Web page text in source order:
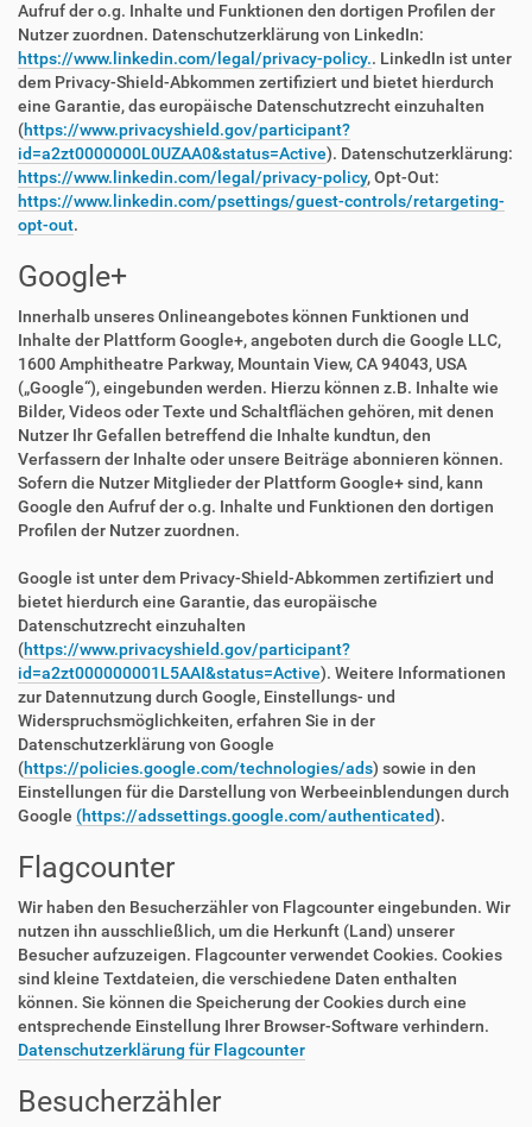
Aufruf der o.g. Inhalte und Funktionen den dortigen Profilen der
Nutzer zuordnen. Datenschutzerklärung von LinkedIn:
https://www.linkedin.com/legal/privacy-policy.. LinkedIn ist unter
dem Privacy-Shield-Abkommen zertifiziert und bietet hierdurch
eine Garantie, das europäische Datenschutzrecht einzuhalten
(https://www.privacyshield.gov/participant?
id=a2zt0000000L0UZAA0&status=Active). Datenschutzerklärung:
https://www.linkedin.com/legal/privacy-policy, Opt-Out:
https://www.linkedin.com/psettings/guest-controls/retargeting-
opt-out.
Google+
Innerhalb unseres Onlineangebotes können Funktionen und
Inhalte der Plattform Google+, angeboten durch die Google LLC,
1600 Amphitheatre Parkway, Mountain View, CA 94043, USA
(„Google“), eingebunden werden. Hierzu können z.B. Inhalte wie
Bilder, Videos oder Texte und Schaltflächen gehören, mit denen
Nutzer Ihr Gefallen betreffend die Inhalte kundtun, den
Verfassern der Inhalte oder unsere Beiträge abonnieren können.
Sofern die Nutzer Mitglieder der Plattform Google+ sind, kann
Google den Aufruf der o.g. Inhalte und Funktionen den dortigen
Profilen der Nutzer zuordnen.
Google ist unter dem Privacy-Shield-Abkommen zertifiziert und
bietet hierdurch eine Garantie, das europäische
Datenschutzrecht einzuhalten
(https://www.privacyshield.gov/participant?
id=a2zt000000001L5AAI&status=Active). Weitere Informationen
zur Datennutzung durch Google, Einstellungs- und
Widerspruchsmöglichkeiten, erfahren Sie in der
Datenschutzerklärung von Google
(https://policies.google.com/technologies/ads) sowie in den
Einstellungen für die Darstellung von Werbeeinblendungen durch
Google (https://adssettings.google.com/authenticated).
Flagcounter
Wir haben den Besucherzähler von Flagcounter eingebunden. Wir
nutzen ihn ausschließlich, um die Herkunft (Land) unserer
Besucher aufzuzeigen. Flagcounter verwendet Cookies. Cookies
sind kleine Textdateien, die verschiedene Daten enthalten
können. Sie können die Speicherung der Cookies durch eine
entsprechende Einstellung Ihrer Browser-Software verhindern.
Datenschutzerklärung für Flagcounter
Besucherzähler